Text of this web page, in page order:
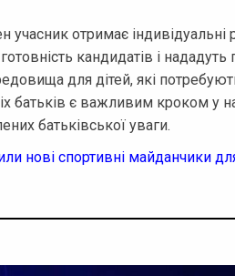
отримає індивідуальні
кандидатів і нададуть
для дітей, які
батьків є важливим кроком у
батьківської уваги.
нові спортивні майданчики